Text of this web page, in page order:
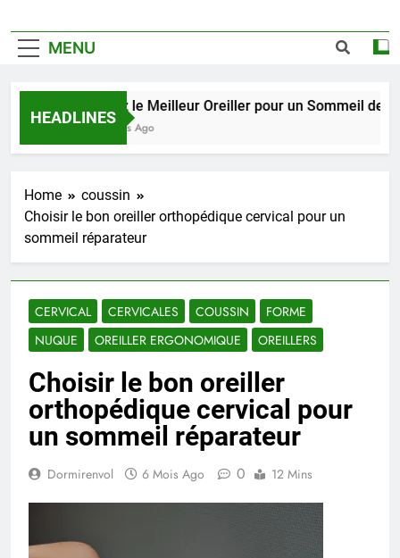
MENU
HEADLINES
Trouvez le Meilleur Oreiller pour un Sommeil de
2 Semaines Ago
Home
coussin
Choisir le bon oreiller orthopédique cervical pour un
sommeil réparateur
CERVICAL CERVICALES COUSSIN
FORME
NUQUE
OREILLER ERGONOMIQUE OREILLERS
Choisir le bon oreiller
orthopédique cervical pour
un sommeil réparateur
Dormirenvol 6 Mois Ago 0 12 Mins